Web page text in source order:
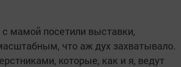
мамой посетили выставки,
что аж дух захватывало.
которые, как и я, ведут